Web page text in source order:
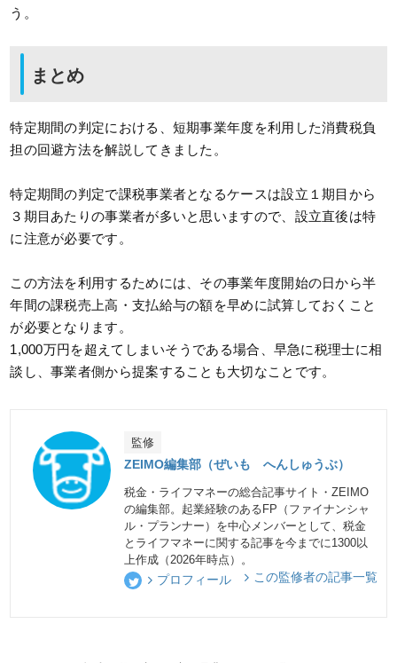
う。
まとめ
特定期間の判定における、短期事業年度を利用した消費税負
担の回避方法を解説してきました。
特定期間の判定で課税事業者となるケースは設立１期目から
３期目あたりの事業者が多いと思いますので、設立直後は特
に注意が必要です。
この方法を利用するためには、その事業年度開始の日から半
年間の課税売上高・支払給与の額を早めに試算しておくこと
が必要となります。
1,000万円を超えてしまいそうである場合、早急に税理士に相
談し、事業者側から提案することも大切なことです。
監修
ZEIMO編集部（ぜいも へんしゅうぶ）
税金・ライフマネーの総合記事サイト・ZEIMO
の編集部。起業経験のあるFP（ファイナンシャ
ル・プランナー）を中心メンバーとして、税金
とライフマネーに関する記事を今までに1300以
上作成（2026年時点）。
プロフィール この監修者の記事一覧